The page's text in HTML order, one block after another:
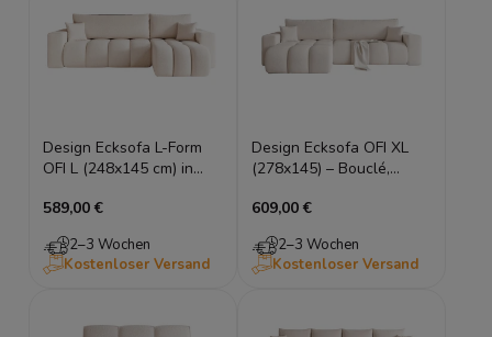
Design Ecksofa L-Form
OFI L (248x145 cm) in
Schlaffunktion &
589,00 €
2–3 Wochen
Kostenloser Versand
Design Ecksofa OFI XL
(278x145) – Bouclé,
montierbar
609,00 €
2–3 Wochen
Kostenloser Versand